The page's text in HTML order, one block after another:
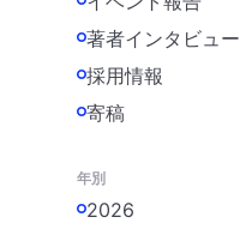
著者インタビュー
採用情報
寄稿
年別
2026